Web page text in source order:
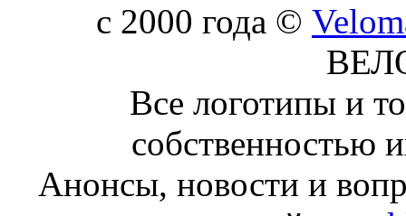
c 2000 года ©
Все логотипы и
собственностью
Анонсы, новости и